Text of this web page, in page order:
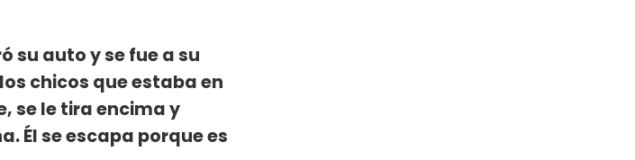
su auto y se fue a su
chicos que estaba en
se le tira encima y
Él se escapa porque es